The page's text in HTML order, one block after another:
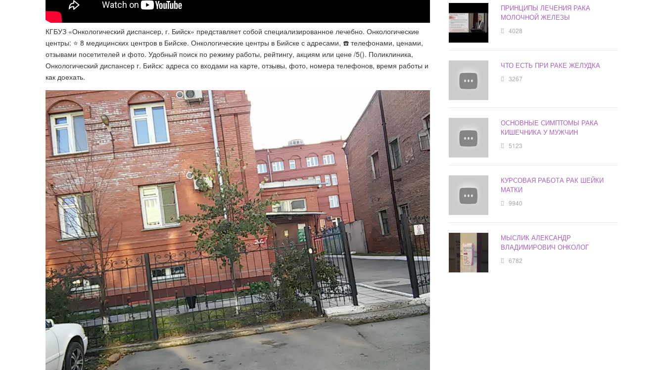
КГБУЗ «Онкологический диспансер, г. Бийск» представляет собой специализированное лечебно. Онкологические
центры: ⭐️ 8 медицинских центров в Бийске. Онкологические центры в Бийске с адресами, ☎️ телефонами, ценами, ️
отзывами посетителей и фото. Удобный поиск по режиму работы, рейтингу, акциям или цене /5(). Поликлиника,
Онкологический диспансер г. Бийск: адреса со входами на карте, отзывы, фото, номера телефонов, время работы и
как доехать.
ПРИНЦИПЫ ЛЕЧЕНИЯ РАКА
МОЛОЧНОЙ ЖЕЛЕЗЫ
4028
ЧТО ЕСТЬ ПРИ РАКЕ ЖЕЛУДКА
3267
ОСНОВНЫЕ СИМПТОМЫ РАКА
КИШЕЧНИКА У МУЖЧИН
5123
КУРСОВАЯ РАБОТА РАК ШЕЙКИ
МАТКИ
9940
МЫСЛИК АЛЕКСАНДР
ВЛАДИМИРОВИЧ ОНКОЛОГ
6782